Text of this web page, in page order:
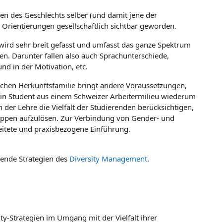
des Geschlechts selber (und damit jene der
gesellschaftlich sichtbar geworden.
sehr breit gefasst und umfasst das ganze Spektrum
Darunter fallen also auch Sprachunterschiede,
in der Motivation, etc.
Herkunftsfamilie bringt andere Voraussetzungen,
Student aus einem Schweizer Arbeitermilieu wiederum
Lehre die Vielfalt der Studierenden berücksichtigen,
aufzulösen. Zur Verbindung von Gender- und
und praxisbezogene Einführung.
Strategien des Diversity Management.
Strategien im Umgang mit der Vielfalt ihrer